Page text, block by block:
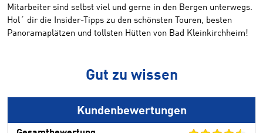
Mitarbeiter sind selbst viel und gerne in den Bergen unterwegs.
Hol´ dir die Insider-Tipps zu den schönsten Touren, besten
Panoramaplätzen und tollsten Hütten von Bad Kleinkirchheim!
Gut zu wissen
Kundenbewertungen